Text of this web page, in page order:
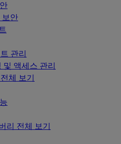
보안
관리
및 액세스 관리
체 보기
리 전체 보기